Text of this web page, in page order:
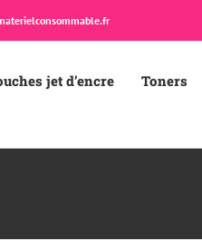
jet d’encre Toners